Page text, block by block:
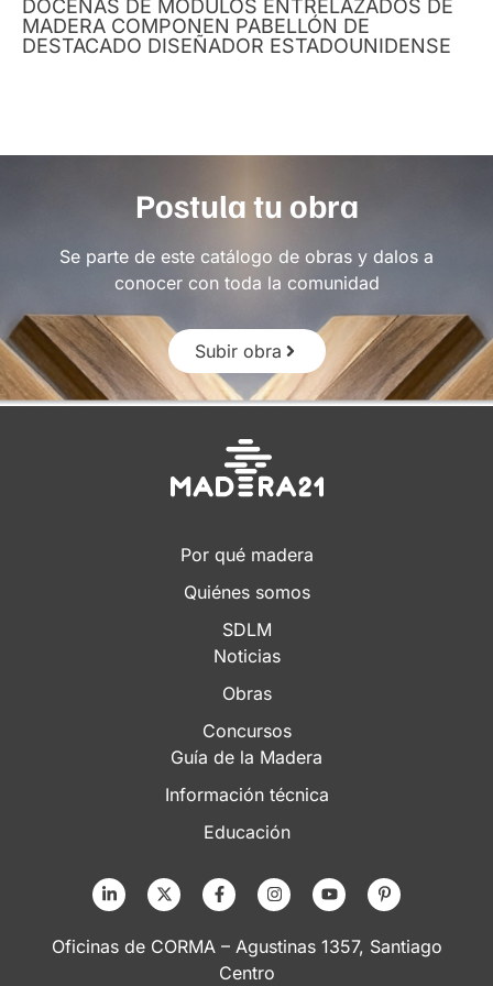
DOCENAS DE MÓDULOS ENTRELAZADOS DE
MADERA COMPONEN PABELLÓN DE
DESTACADO DISEÑADOR ESTADOUNIDENSE
Postula tu obra
Se parte de este catálogo de obras y dalos a
conocer con toda la comunidad
Subir obra
Por qué madera
Quiénes somos
SDLM
Noticias
Obras
Concursos
Guía de la Madera
Información técnica
Educación
Oficinas de CORMA – Agustinas 1357, Santiago
Centro